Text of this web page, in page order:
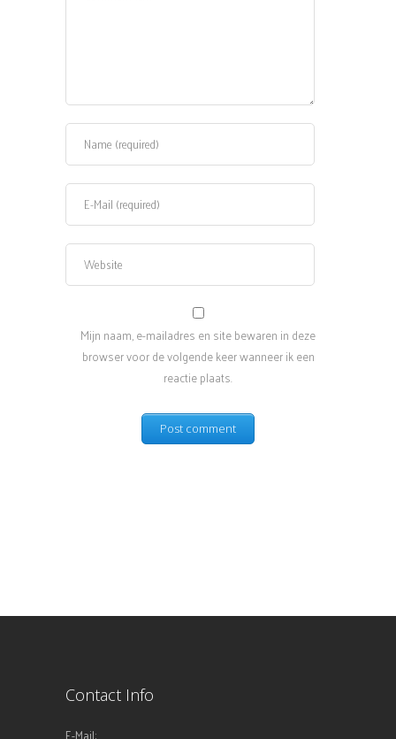
Mijn naam, e-mailadres en site bewaren in deze
browser voor de volgende keer wanneer ik een
reactie plaats.
Contact Info